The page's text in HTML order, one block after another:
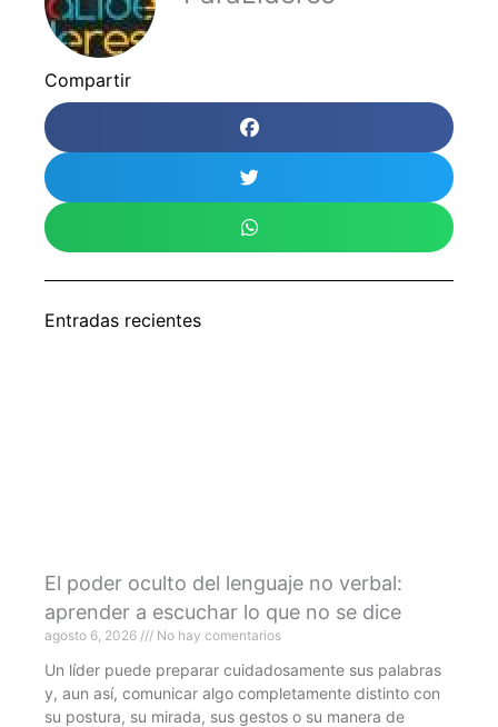
Compartir
Entradas recientes
El poder oculto del lenguaje no verbal:
aprender a escuchar lo que no se dice
agosto 6, 2026 No hay comentarios
Un líder puede preparar cuidadosamente sus palabras
y, aun así, comunicar algo completamente distinto con
su postura, su mirada, sus gestos o su manera de